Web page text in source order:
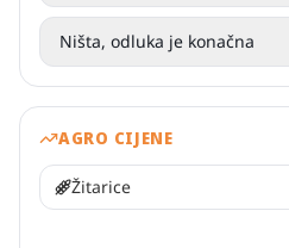
Ništa, odluka je konačna
AGRO CIJENE
Žitarice